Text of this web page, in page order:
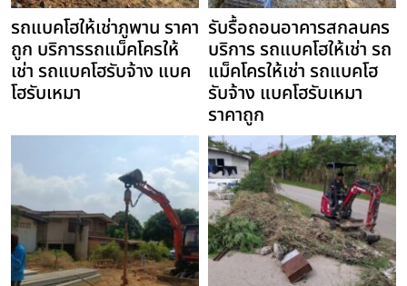
รถแบคโฮให้เช่าภูพาน ราคา
ถูก บริการรถแม็คโครให้
เช่า รถแบคโฮรับจ้าง แบค
โฮรับเหมา
รับรื้อถอนอาคารสกลนคร
บริการ รถแบคโฮให้เช่า รถ
แม็คโครให้เช่า รถแบคโฮ
รับจ้าง แบคโฮรับเหมา
ราคาถูก